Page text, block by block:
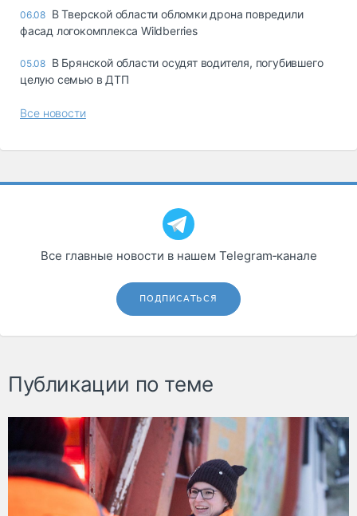
06.08 В Тверской области обломки дрона повредили
фасад логокомплекса Wildberries
05.08 В Брянской области осудят водителя, погубившего
целую семью в ДТП
Все новости
Все главные новости в нашем Telegram‑канале
ПОДПИСАТЬСЯ
Публикации по теме